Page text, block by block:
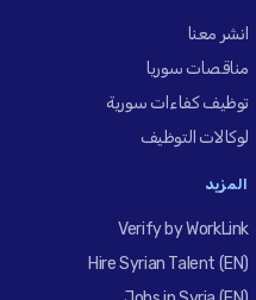
انشر معنا
مناقصات سوريا
توظيف كفاءات سورية
لوكالات التوظيف
المزيد
Verify by WorkLink
Hire Syrian Talent (EN)